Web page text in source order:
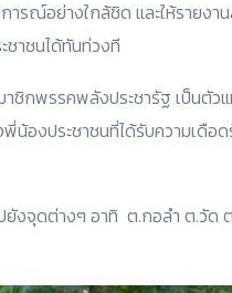
รณ์อย่างใกล้ชิด และให้รายงา
ชาชนได้ทันท่วงที
ชิกพรรคพลังประชารัฐ เป็นตัว
น้องประชาชนที่ได้รับความเดื
งจุดต่างๆ อาทิ ต.กอลำ ต.วัด ต